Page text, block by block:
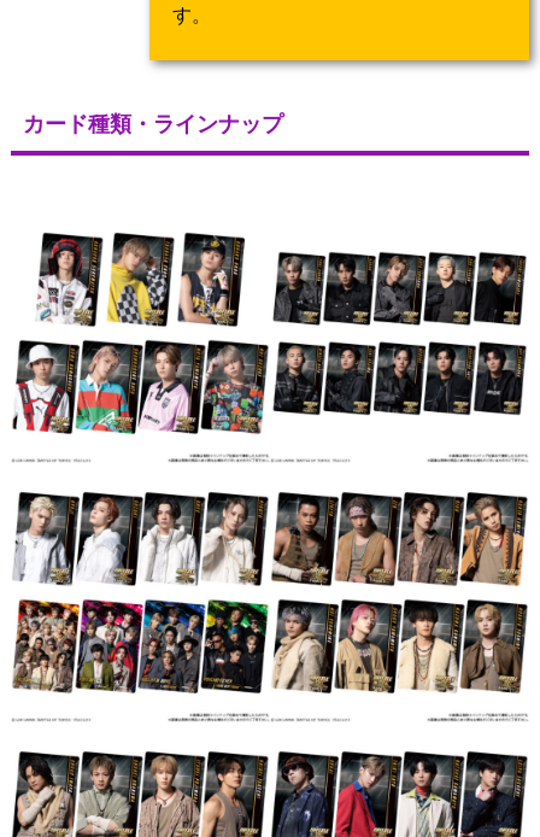
す。
カード種類・ラインナップ